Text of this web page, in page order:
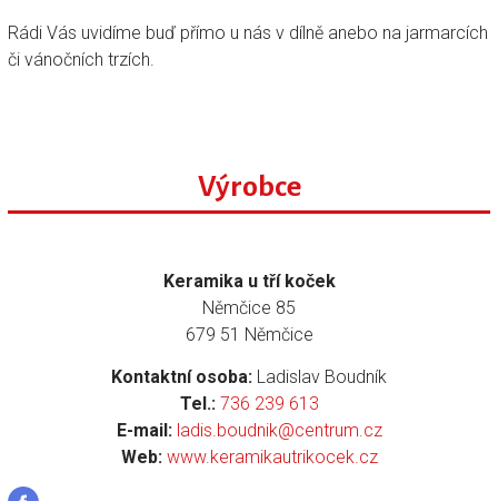
Rádi Vás uvidíme buď přímo u nás v dílně anebo na jarmarcích
či vánočních trzích.
Výrobce
Keramika u tří koček
Němčice 85
679 51 Němčice
Kontaktní osoba: Ladislav Boudník
Tel.: 736 239 613
E-mail: ladis.boudnik@centrum.cz
Web: www.keramikautrikocek.cz